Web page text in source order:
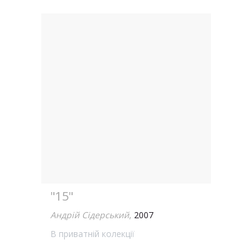
"15"
Андрій Сідерський, 2007
В приватній колекції